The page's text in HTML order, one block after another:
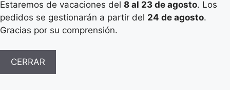
Estaremos de vacaciones del 8 al 23 de agosto. Los
pedidos se gestionarán a partir del 24 de agosto.
Gracias por su comprensión.
CERRAR